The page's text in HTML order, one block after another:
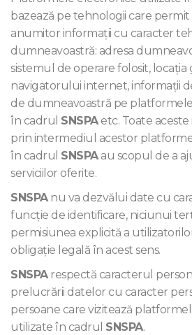
bazează pe tehnologii care permit
anumitor informații cu caracter
dumneavoastră: adresa
sistemul de operare folosit, locaţia
navigatorului internet, informații
de dumneavoastră pe
în cadrul SNSPAetc. Toate
prin intermediul acestor
în cadrul SNSPAau scopul de a
serviciilor oferite.
SNSPAnu va dezvălui date cu
funcție de identificare, niciunui
permisiunea explicită a
obligație legală în acest sens.
SNSPArespectă caracterul
prelucrării datelor cu caracter
persoane care vizitează
utilizate în cadrul SNSPA.